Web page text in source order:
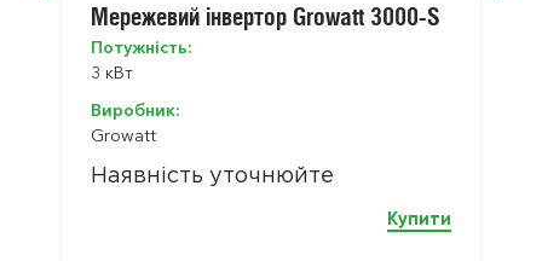
Мережевий інвертор Growatt 3000-S
Потужність:
3 кВт
Виробник:
Growatt
Наявність уточнюйте
Купити